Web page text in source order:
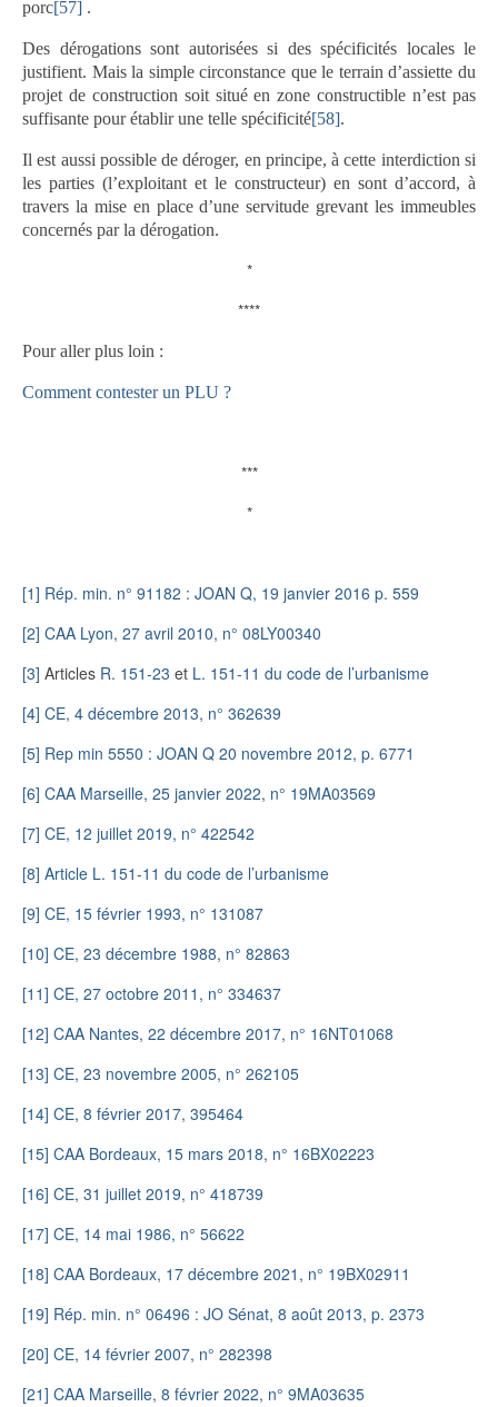
porc[57] .
Des dérogations sont autorisées si des spécificités locales le
justifient. Mais la simple circonstance que le terrain d’assiette du
projet de construction soit situé en zone constructible n’est pas
suffisante pour établir une telle spécificité[58].
Il est aussi possible de déroger, en principe, à cette interdiction si
les parties (l’exploitant et le constructeur) en sont d’accord, à
travers la mise en place d’une servitude grevant les immeubles
concernés par la dérogation.
*
****
Pour aller plus loin :
Comment contester un PLU ?
***
*
[1] Rép. min. n° 91182 : JOAN Q, 19 janvier 2016 p. 559
[2] CAA Lyon, 27 avril 2010, n° 08LY00340
[3] Articles R. 151-23 et L. 151-11 du code de l’urbanisme
[4] CE, 4 décembre 2013, n° 362639
[5] Rep min 5550 : JOAN Q 20 novembre 2012, p. 6771
[6] CAA Marseille, 25 janvier 2022, n° 19MA03569
[7] CE, 12 juillet 2019, n° 422542
[8] Article L. 151-11 du code de l’urbanisme
[9] CE, 15 février 1993, n° 131087
[10] CE, 23 décembre 1988, n° 82863
[11] CE, 27 octobre 2011, n° 334637
[12] CAA Nantes, 22 décembre 2017, n° 16NT01068
[13] CE, 23 novembre 2005, n° 262105
[14] CE, 8 février 2017, 395464
[15] CAA Bordeaux, 15 mars 2018, n° 16BX02223
[16] CE, 31 juillet 2019, n° 418739
[17] CE, 14 mai 1986, n° 56622
[18] CAA Bordeaux, 17 décembre 2021, n° 19BX02911
[19] Rép. min. n° 06496 : JO Sénat, 8 août 2013, p. 2373
[20] CE, 14 février 2007, n° 282398
[21] CAA Marseille, 8 février 2022, n° 9MA03635